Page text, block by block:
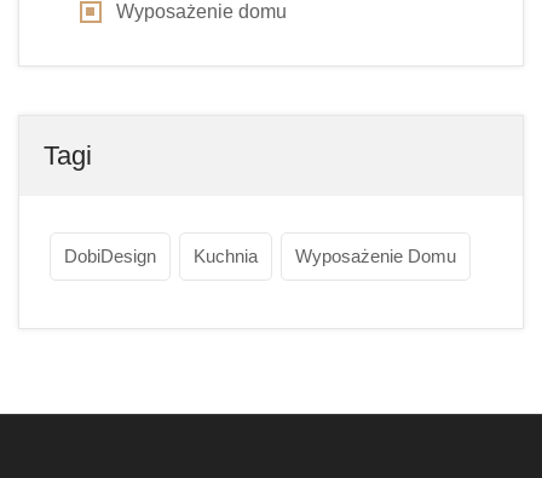
Wyposażenie domu
Tagi
DobiDesign Kuchnia Wyposażenie Domu